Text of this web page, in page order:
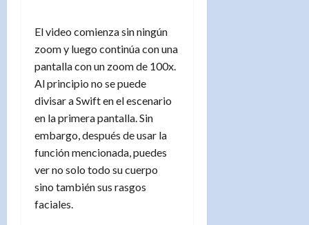
El video comienza sin ningún
zoom y luego continúa con una
pantalla con un zoom de 100x.
Al principio no se puede
divisar a Swift en el escenario
en la primera pantalla. Sin
embargo, después de usar la
función mencionada, puedes
ver no solo todo su cuerpo
sino también sus rasgos
faciales.